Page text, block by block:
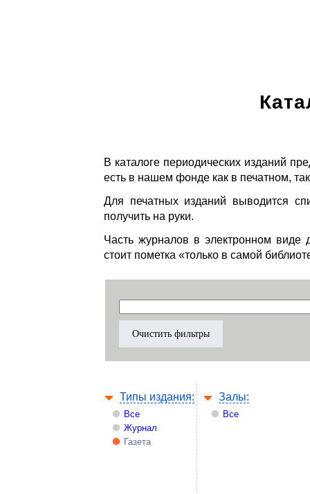
В каталоге периодических изданий
есть в нашем фонде как в печатном,
Для печатных изданий выводится
получить на руки.
Часть журналов в электронном виде
стоит пометка «только в самой
Типы издания:
Все
Журнал
Газета
Залы:
Все